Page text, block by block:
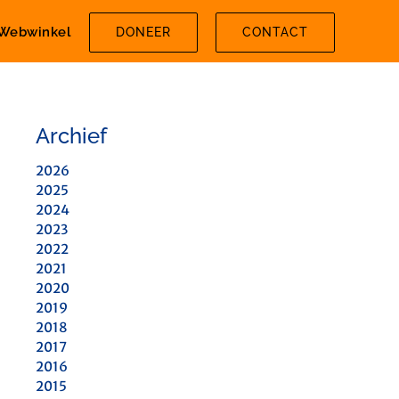
DONEER CONTACT
Archief
2026
2025
2024
2023
2022
2021
2020
2019
2018
2017
2016
2015